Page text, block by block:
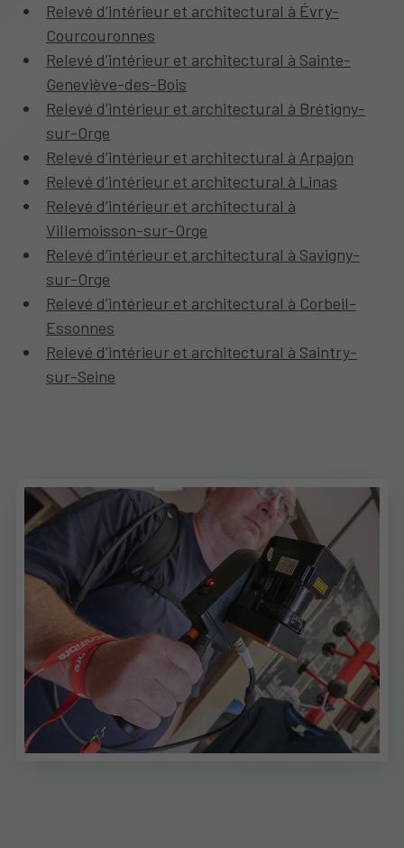
Relevé d’intérieur et architectural à Évry-
Courcouronnes
Relevé d’intérieur et architectural à Sainte-
Geneviève-des-Bois
Relevé d’intérieur et architectural à Brétigny-
sur-Orge
Relevé d’intérieur et architectural à Arpajon
Relevé d’intérieur et architectural à Linas
Relevé d’intérieur et architectural à
Villemoisson-sur-Orge
Relevé d’intérieur et architectural à Savigny-
sur-Orge
Relevé d’intérieur et architectural à Corbeil-
Essonnes
Relevé d’intérieur et architectural à Saintry-
sur-Seine